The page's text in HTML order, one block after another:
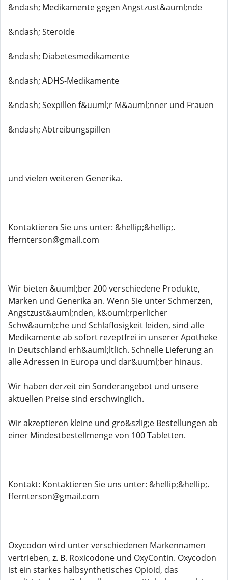
&ndash; Medikamente gegen Angstzust&auml;nde
&ndash; Steroide
&ndash; Diabetesmedikamente
&ndash; ADHS-Medikamente
&ndash; Sexpillen f&uuml;r M&auml;nner und Frauen
&ndash; Abtreibungspillen
und vielen weiteren Generika.
Kontaktieren Sie uns unter: &hellip;&hellip;.
ffernterson@gmail.com
Wir bieten &uuml;ber 200 verschiedene Produkte,
Marken und Generika an. Wenn Sie unter Schmerzen,
Angstzust&auml;nden, k&ouml;rperlicher
Schw&auml;che und Schlaflosigkeit leiden, sind alle
Medikamente ab sofort rezeptfrei in unserer Apotheke
in Deutschland erh&auml;ltlich. Schnelle Lieferung an
alle Adressen in Europa und dar&uuml;ber hinaus.
Wir haben derzeit ein Sonderangebot und unsere
aktuellen Preise sind erschwinglich.
Wir akzeptieren kleine und gro&szlig;e Bestellungen ab
einer Mindestbestellmenge von 100 Tabletten.
Kontakt: Kontaktieren Sie uns unter: &hellip;&hellip;.
ffernterson@gmail.com
Oxycodon wird unter verschiedenen Markennamen
vertrieben, z. B. Roxicodone und OxyContin. Oxycodon
ist ein starkes halbsynthetisches Opioid, das